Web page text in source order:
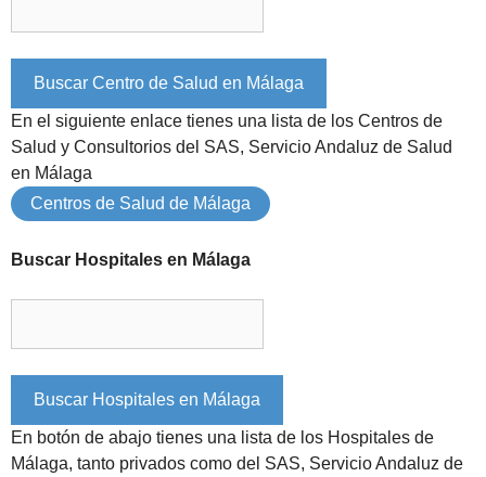
En el siguiente enlace tienes una lista de los Centros de
Salud y Consultorios del SAS, Servicio Andaluz de Salud
en Málaga
Centros de Salud de Málaga
Buscar Hospitales en Málaga
En botón de abajo tienes una lista de los Hospitales de
Málaga, tanto privados como del SAS, Servicio Andaluz de